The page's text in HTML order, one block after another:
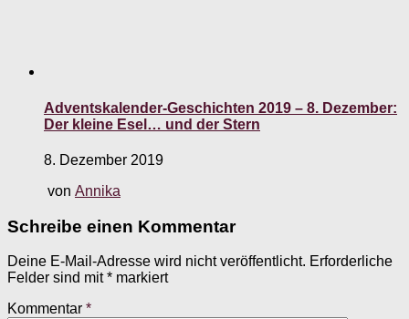
Adventskalender-Geschichten 2019 – 8. Dezember:
Der kleine Esel… und der Stern
8. Dezember 2019
von Annika
Schreibe einen Kommentar
Deine E-Mail-Adresse wird nicht veröffentlicht. Erforderliche
Felder sind mit* markiert
Kommentar *